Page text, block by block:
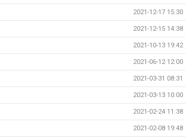
2021-12-17 15:30
2021-12-15 14:38
2021-10-13 19:42
2021-06-12 12:00
2021-03-31 08:31
2021-03-13 10:00
2021-02-24 11:38
2021-02-08 19:48